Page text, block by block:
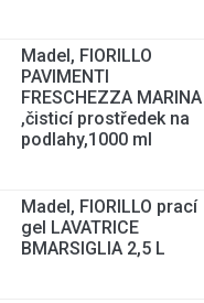
Madel, FIORILLO
PAVIMENTI
FRESCHEZZA MARINA
,čisticí prostředek na
podlahy,1000 ml
Madel, FIORILLO prací
gel LAVATRICE
BMARSIGLIA 2,5 L